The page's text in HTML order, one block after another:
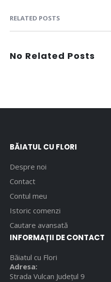
RELATED POSTS
No Related Posts
BĂIATUL CU FLORI
Despre noi
Contact
Contul meu
Istoric comenzi
Cautare avansată
INFORMAȚII DE CONTACT
Băiatul cu Flori
Adresa:
Strada Vulcan Județul 9